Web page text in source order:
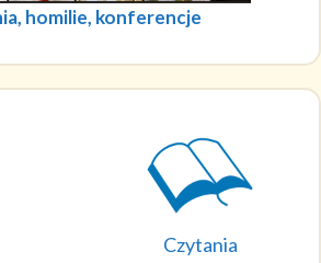
homilie, konferencje
Czytania